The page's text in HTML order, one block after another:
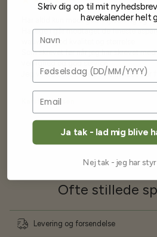
Har altid kun mødt god vejledning og
Har lige i går modtaget de fineste
wauw en god kvalitet og størrelse.
Som skrevet før når jeg har skrevet
venlighed og god service.
Jeg vil klart anbefale andre at købe her
Karsten Larsen
Ofte stillede
Levering og forsendelse
Skriv dig op til mit
havekalender helt
Navn
Fødselsdag
Ja tak - lad mig blive
Nej tak - jeg har